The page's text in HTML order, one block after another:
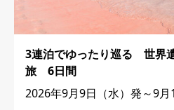
3連泊でゆったり巡る 世界
旅 6日間
2026年9月9日（水）発～9